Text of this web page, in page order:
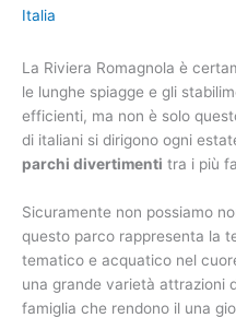
Italia
La Riviera Romagnola è
le lunghe spiagge e gli
efficienti, ma non è solo
di italiani si dirigono ogni
parchi divertimenti tra i più
Sicuramente non possiamo
questo parco rappresenta la
tematico e acquatico nel
una grande varietà attrazioni
famiglia che rendono il una